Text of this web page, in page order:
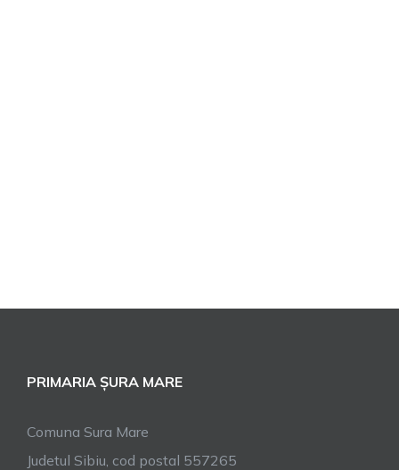
PRIMARIA ȘURA MARE
Comuna Sura Mare
Judetul Sibiu, cod postal 557265